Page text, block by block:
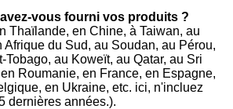
vous fourni vos produits ?
Thaïlande, en Chine, à Taiwan, au
Afrique du Sud, au Soudan, au Pérou,
Tobago, au Koweït, au Qatar, au Sri
Roumanie, en France, en Espagne,
en Ukraine, etc. ici, n'incluez
dernières années.).